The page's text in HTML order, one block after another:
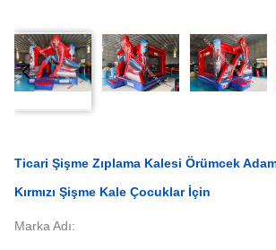
Ticari Şişme Zıplama Kalesi Örümcek
Kırmızı Şişme Kale Çocuklar İçin
Marka Adı: